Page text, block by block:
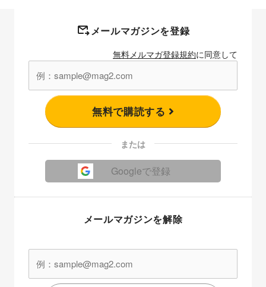
メールマガジンを登録
無料メルマガ登録規約に同意して
無料で購読する
または
Googleで登録
メールマガジンを解除